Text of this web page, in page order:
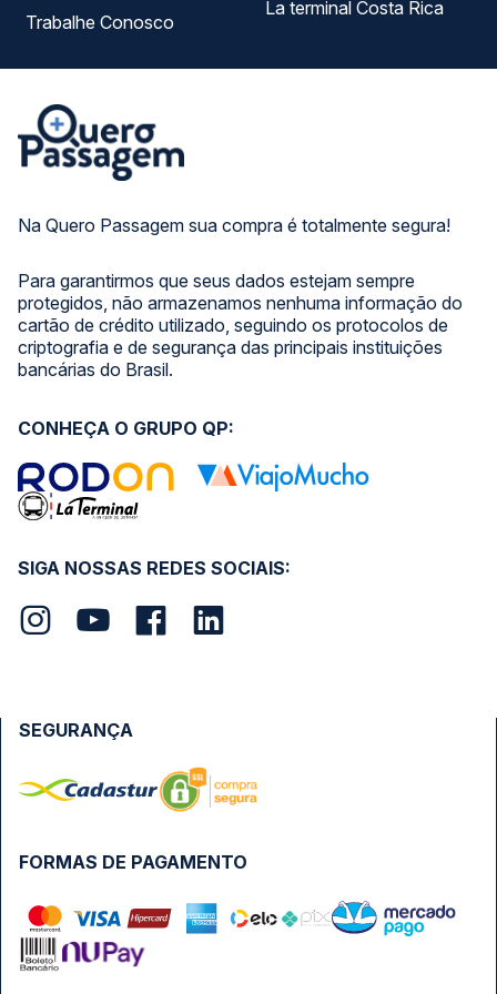
Na Quero Passagem sua compra é totalmente segura!
Para garantirmos que seus dados estejam sempre
protegidos, não armazenamos nenhuma informação do
cartão de crédito utilizado, seguindo os protocolos de
criptografia e de segurança das principais instituições
bancárias do Brasil.
Trabalhe Conosco
La terminal Costa Rica
SIGA NOSSAS REDES SOCIAIS:
CONHEÇA O GRUPO QP:
FORMAS DE PAGAMENTO
SEGURANÇA